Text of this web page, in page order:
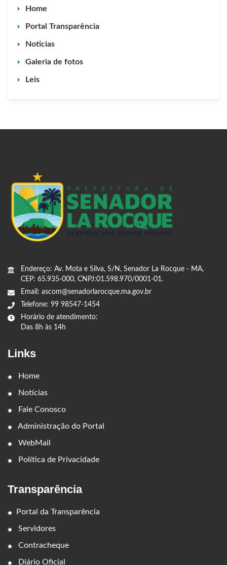
Home
Portal Transparência
Noticias
Galeria de fotos
Leis
Endereço: Av. Mota e Silva, S/N, Senador La Rocque - MA,
CEP: 65.935-000, CNPJ:01.598.970/0001-01.
Email: ascom@senadorlarocque.ma.gov.br
Telefone: 99 98547-1454
Horário de atendimento:
Das 8h às 14h
Links
Home
Notícias
Fale Conosco
Administração do Portal
WebMail
Política de Privacidade
Transparência
Portal da Transparência
Servidores
Contracheque
Diário Oficial